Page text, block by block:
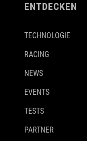
ENTDECKEN
TECHNOLOGIE
RACING
NEWS
EVENTS
TESTS
PARTNER